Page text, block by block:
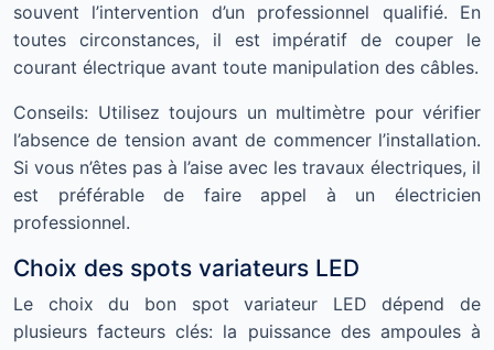
souvent l’intervention d’un professionnel qualifié. En
toutes circonstances, il est impératif de couper le
courant électrique avant toute manipulation des câbles.
Conseils: Utilisez toujours un multimètre pour vérifier
l’absence de tension avant de commencer l’installation.
Si vous n’êtes pas à l’aise avec les travaux électriques, il
est préférable de faire appel à un électricien
professionnel.
Choix des spots variateurs LED
Le choix du bon spot variateur LED dépend de
plusieurs facteurs clés: la puissance des ampoules à